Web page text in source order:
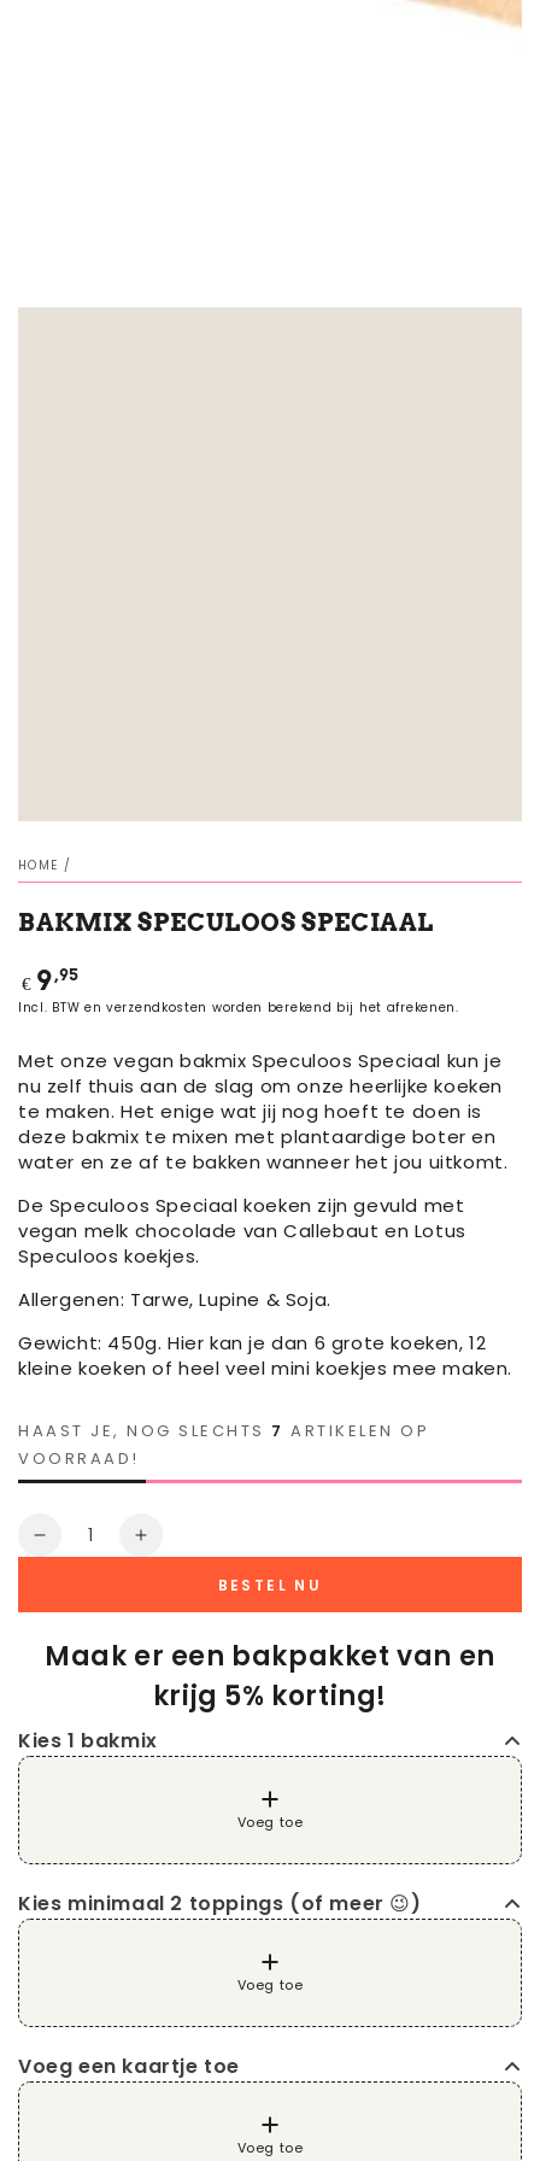
HOME /
BAKMIX SPECULOOS SPECIAAL
Normale
prijs
€ 9,95
Incl. BTW en verzendkosten worden berekend bij het afrekenen.
Met onze vegan bakmix Speculoos Speciaal kun je
nu zelf thuis aan de slag om onze heerlijke koeken
te maken. Het enige wat jij nog hoeft te doen is
deze bakmix te mixen met plantaardige boter en
water en ze af te bakken wanneer het jou uitkomt.
De Speculoos Speciaal koeken zijn gevuld met
vegan melk chocolade van Callebaut en Lotus
Speculoos koekjes.
Allergenen: Tarwe, Lupine & Soja.
Gewicht: 450g. Hier kan je dan 6 grote koeken, 12
kleine koeken of heel veel mini koekjes mee maken.
HAAST JE, NOG SLECHTS 7 ARTIKELEN OP
VOORRAAD!
Aantal
Aantal
Speculoos
Speciaal
Verhoog
Bakmix
Speculoos
Speciaal
BESTEL NU
Maak er een bakpakket van en
krijg 5% korting!
Kies 1 bakmix
Voeg toe
Kies minimaal 2 toppings (of meer 😉)
Voeg toe
Voeg een kaartje toe
Voeg toe